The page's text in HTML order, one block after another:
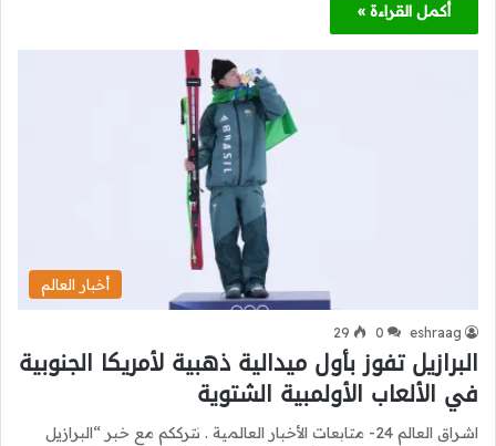
أكمل القراءة »
أخبار العالم
eshraag
0
29
البرازيل تفوز بأول ميدالية ذهبية لأمريكا الجنوبية
في الألعاب الأولمبية الشتوية
اشراق العالم 24- متابعات الأخبار العالمية . نترككم مع خبر “البرازيل